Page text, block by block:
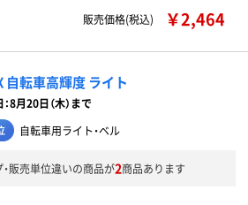
販売価格(税込)
￥2,464
自転車高輝度 ライト
8月20日（木）まで
自転車用ライト・ベル
・販売単位違いの商品が2商品あります